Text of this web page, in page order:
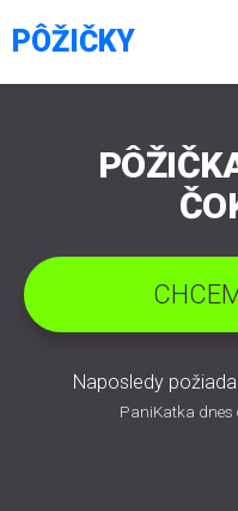
PÔŽIČKY
Naposledy
PaniKatka dnes